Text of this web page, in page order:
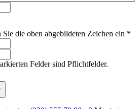
die oben abgebildeten Zeichen ein *
Felder sind Pflichtfelder.